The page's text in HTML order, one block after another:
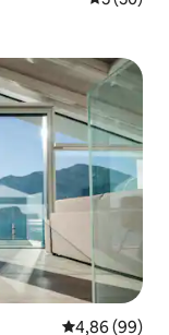
Évaluation
4,86 (99)